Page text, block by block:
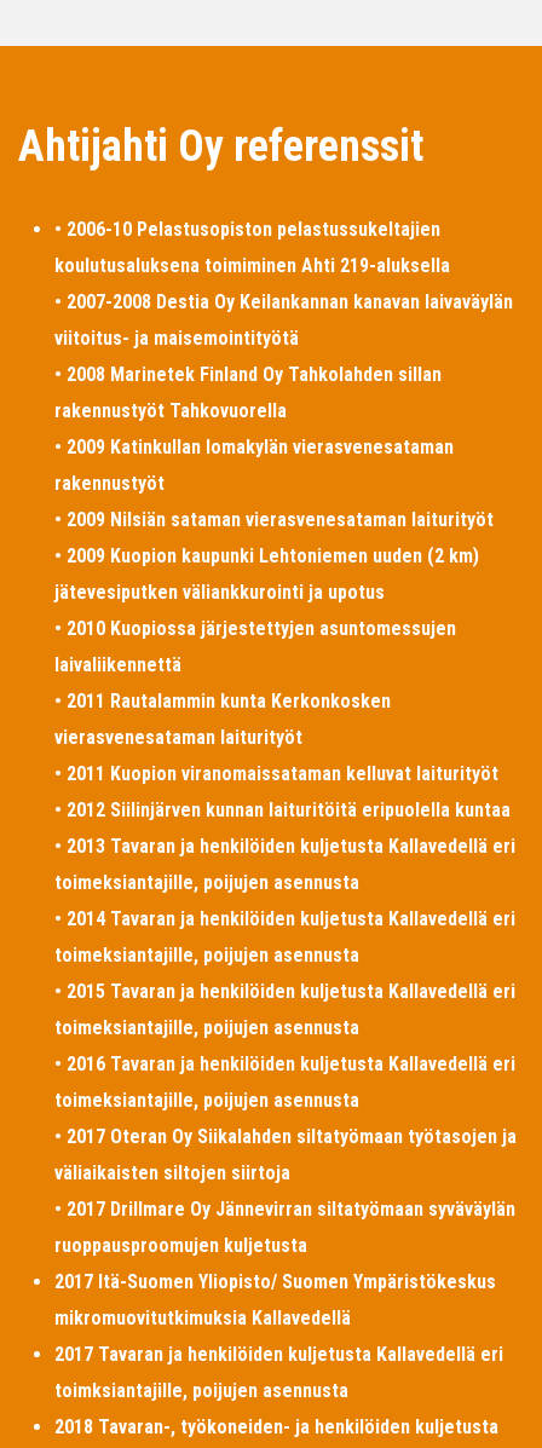
Ahtijahti Oy referenssit
• 2006-10 Pelastusopiston pelastussukeltajien
koulutusaluksena toimiminen Ahti 219-aluksella
• 2007-2008 Destia Oy Keilankannan kanavan laivaväylän
viitoitus- ja maisemointityötä
• 2008 Marinetek Finland Oy Tahkolahden sillan
rakennustyöt Tahkovuorella
• 2009 Katinkullan lomakylän vierasvenesataman
rakennustyöt
• 2009 Nilsiän sataman vierasvenesataman laiturityöt
• 2009 Kuopion kaupunki Lehtoniemen uuden (2 km)
jätevesiputken väliankkurointi ja upotus
• 2010 Kuopiossa järjestettyjen asuntomessujen
laivaliikennettä
• 2011 Rautalammin kunta Kerkonkosken
vierasvenesataman laiturityöt
• 2011 Kuopion viranomaissataman kelluvat laiturityöt
• 2012 Siilinjärven kunnan laituritöitä eripuolella kuntaa
• 2013 Tavaran ja henkilöiden kuljetusta Kallavedellä eri
toimeksiantajille, poijujen asennusta
• 2014 Tavaran ja henkilöiden kuljetusta Kallavedellä eri
toimeksiantajille, poijujen asennusta
• 2015 Tavaran ja henkilöiden kuljetusta Kallavedellä eri
toimeksiantajille, poijujen asennusta
• 2016 Tavaran ja henkilöiden kuljetusta Kallavedellä eri
toimeksiantajille, poijujen asennusta
• 2017 Oteran Oy Siikalahden siltatyömaan työtasojen ja
väliaikaisten siltojen siirtoja
• 2017 Drillmare Oy Jännevirran siltatyömaan syväväylän
ruoppausproomujen kuljetusta
2017 Itä-Suomen Yliopisto/ Suomen Ympäristökeskus
mikromuovitutkimuksia Kallavedellä
2017 Tavaran ja henkilöiden kuljetusta Kallavedellä eri
toimksiantajille, poijujen asennusta
2018 Tavaran-, työkoneiden- ja henkilöiden kuljetusta